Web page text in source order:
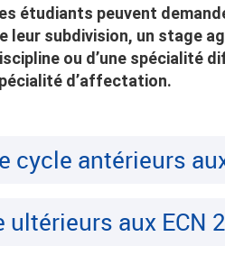
étudiants peuvent
leur subdivision, un stage
ou d’une spécialité
d’affectation.
cycle antérieurs
aux ECN